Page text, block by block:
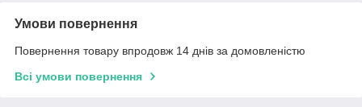
Умови повернення
Повернення товару впродовж 14 днів за домовленістю
Всі умови повернення